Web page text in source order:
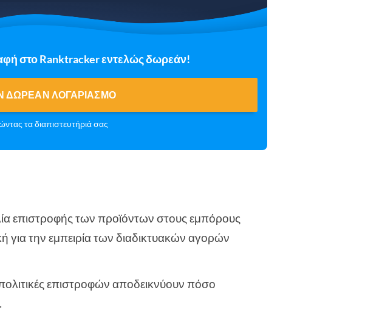
στο Ranktracker εντελώς δωρεάν!
ΔΩΡΕΆΝ ΛΟΓΑΡΙΑΣΜΌ
τα διαπιστευτήριά σας
επιστροφής των προϊόντων στους εμπόρους
για την εμπειρία των διαδικτυακών αγορών
επιστροφών αποδεικνύουν πόσο